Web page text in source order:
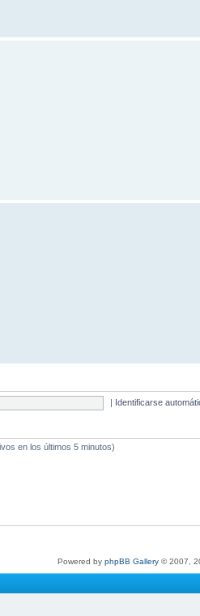
| Identificarse
en los últimos 5 minutos)
Powered by phpBB Gallery© 2007,